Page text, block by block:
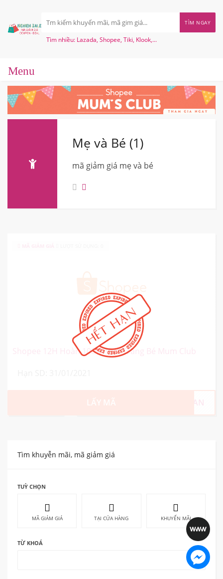
TÌM NGAY
Tìm nhiều: Lazada, Shopee, Tiki, Klook,...
Mẹ và Bé (1)
mã giảm giá mẹ và bé
Shopee 12H Hoàn 100% Thời Trang Bé Mum Club
LẤY MÃ CJAN
Tìm khuyễn mãi, mã giảm giá
TUỲ CHỌN
MÃ GIẢM GIÁ TẠI CỬA HÀNG KHUYẾN MÃI
TỪ KHOÁ